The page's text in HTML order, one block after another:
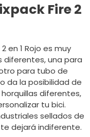
Fire 2
en 1 Rojo es muy
diferentes, una para
para tubo de
da la posibilidad de
diferentes,
tu bici.
sellados de
dejará indiferente.